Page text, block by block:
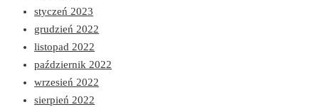
styczeń 2023
grudzień 2022
listopad 2022
październik 2022
wrzesień 2022
sierpień 2022